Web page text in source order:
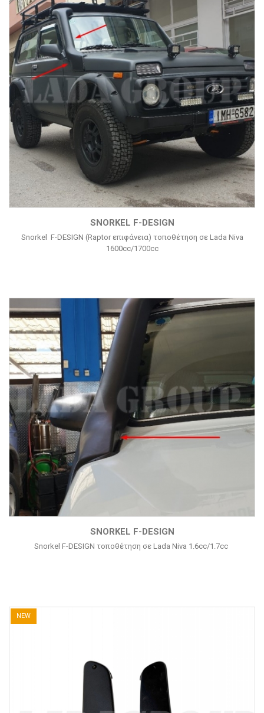
SNORKEL F-DESIGN
Snorkel F-DESIGN (Raptor επιφάνεια) τοποθέτηση σε Lada Niva
1600cc/1700cc
SNORKEL F-DESIGN
Snorkel F-DESIGN τοποθέτηση σε Lada Niva 1.6cc/1.7cc
NEW